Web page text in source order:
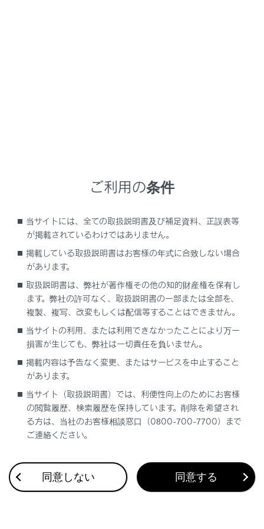
画質を調整する
各ソースの音を調整する
合わせて見られているページ
ドライブレコーダー
Apple CarPlay/Android Autoの使い方
VICS・交通情報
このページは役に立ちましたか？
ご利用の条件
当サイトには、全ての取扱説明書及び補足資料、正誤表等
が掲載されているわけではありません。
掲載している取扱説明書はお客様の年式に合致しない場合
があります。
取扱説明書は、弊社が著作権その他の知的財産権を保有し
ます。弊社の許可なく、取扱説明書の一部または全部を、
複製、複写、改変もしくは配信等することはできません。
当サイトの利用、または利用できなかったことにより万一
損害が生じても、弊社は一切責任を負いません。
掲載内容は予告なく変更、またはサービスを中止すること
があります。
当サイト（取扱説明書）では、利便性向上のためにお客様
の閲覧履歴、検索履歴を保持しています。削除を希望され
る方は、当社のお客様相談窓口（0800-700-7700）まで
ご連絡ください。
同意しない 同意する